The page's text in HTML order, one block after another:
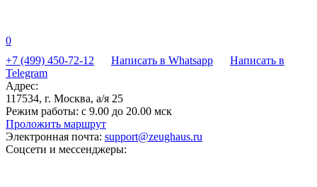
0
+7 (499) 450-72-12
Написать в Whatsapp
Написать в
Telegram
Адрес:
117534, г. Москва, а/я 25
Режим работы: с 9.00 до 20.00 мск
Проложить маршрут
Электронная почта: support@zeughaus.ru
Соцсети и мессенджеры: